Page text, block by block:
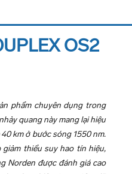
OS2
phẩm chuyên dụng trong
quang này mang lại hiệu
km ở bước sóng 1550 nm.
thiểu suy hao tín hiệu,
Norden được đánh giá cao